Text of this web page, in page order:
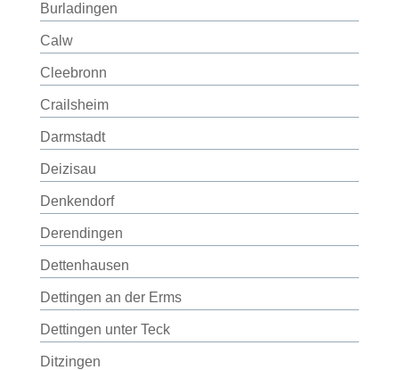
Burladingen
Calw
Cleebronn
Crailsheim
Darmstadt
Deizisau
Denkendorf
Derendingen
Dettenhausen
Dettingen an der Erms
Dettingen unter Teck
Ditzingen